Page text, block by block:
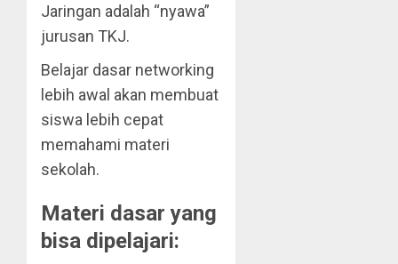
Jaringan adalah “nyawa”
jurusan TKJ.
Belajar dasar networking
lebih awal akan membuat
siswa lebih cepat
memahami materi
sekolah.
Materi dasar yang
bisa dipelajari: